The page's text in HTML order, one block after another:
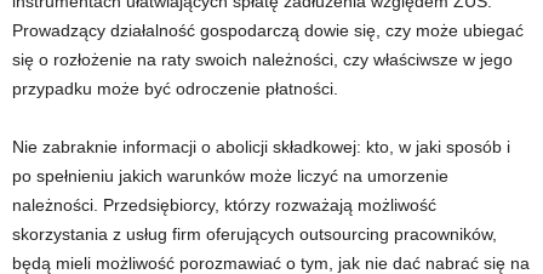
Prowadzący działalność gospodarczą dowie się, czy może ubiegać
się o rozłożenie na raty swoich należności, czy właściwsze w jego
przypadku może być odroczenie płatności.
Nie zabraknie informacji o abolicji składkowej: kto, w jaki sposób i
po spełnieniu jakich warunków może liczyć na umorzenie
należności. Przedsiębiorcy, którzy rozważają możliwość
skorzystania z usług firm oferujących outsourcing pracowników,
będą mieli możliwość porozmawiać o tym, jak nie dać nabrać się na